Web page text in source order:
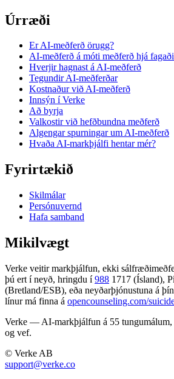
Úrræði
Er AI-meðferð örugg?
AI-meðferð á móti meðferð hjá
Hverjir hagnast á AI-meðferð
Tegundir AI-meðferðar
Kostnaður við AI-meðferð
Innsýn í Verke
Að byrja
Valkostir við hefðbundna meðferð
Algengar spurningar um AI-meðferð
Hvaða AI-markþjálfi hentar mér?
Fyrirtækið
Skilmálar
Persónuvernd
Hafa samband
Mikilvægt
Verke veitir markþjálfun, ekki
þú ert í neyð, hringdu í 988 1717 (Ísland),
(Bretland/ESB), eða neyðarþjónustuna á
línur má finna á opencounseling.com/
Verke — AI-markþjálfun á 55 tungumálum,
og vef.
© Verke AB
support@verke.co